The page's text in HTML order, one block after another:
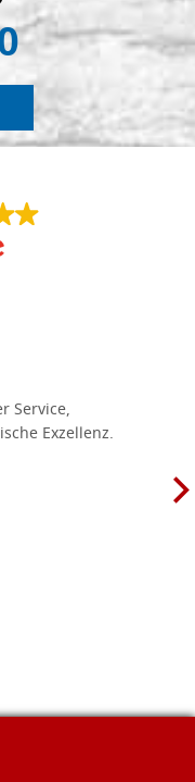
Service,
Exzellenz.